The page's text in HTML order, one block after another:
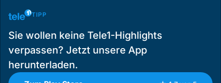
TIPP
Sie wollen keine Tele1-Highlights
verpassen? Jetzt unsere App
herunterladen.